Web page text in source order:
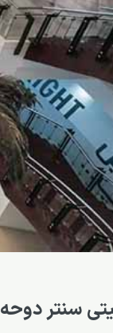
سنتر دوحه